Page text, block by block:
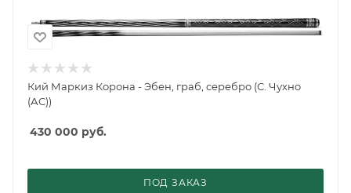
Кий Маркиз Корона - Эбен, граб, серебро (С. Чухно
(АС))
430 000 руб.
ПОД ЗАКАЗ